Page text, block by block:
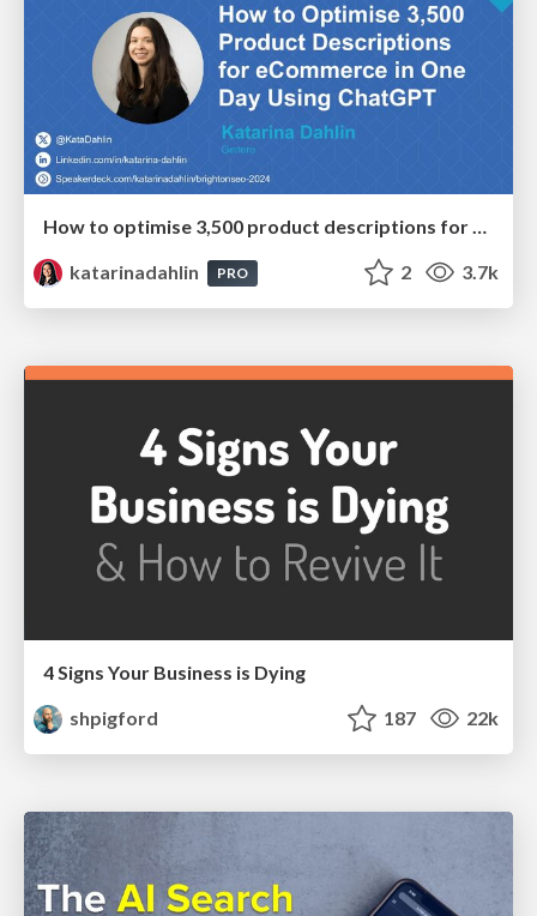
How to optimise 3,500 product descriptions for ecommerce in one day using ChatGPT
katarinadahlin
PRO 2 3.7k
4 Signs Your Business is Dying
shpigford
187 22k